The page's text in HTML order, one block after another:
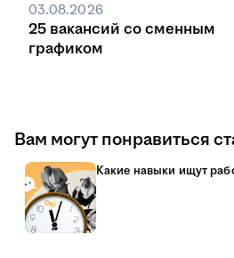
03.08.2026
25 вакансий со сменным
графиком
Вам могут понравиться
Какие навыки ищут